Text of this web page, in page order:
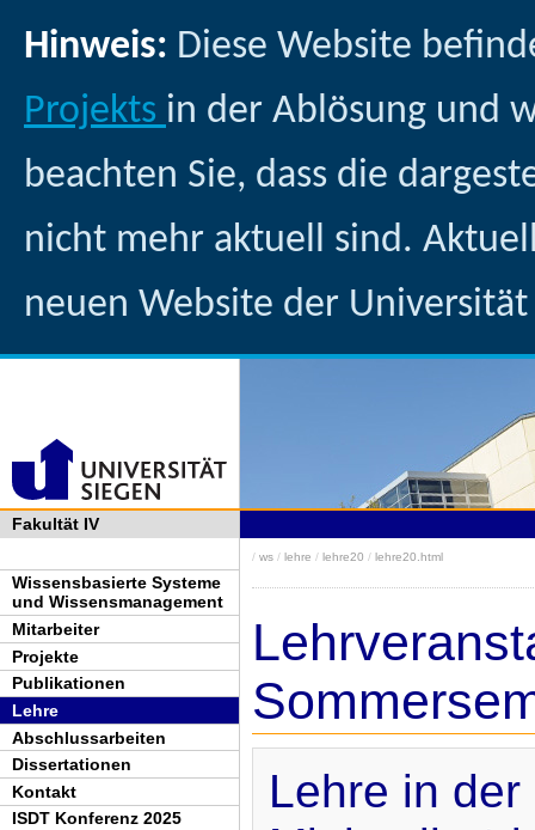
Hinweis: Diese Website
Projekts in der Ablösung und
beachten Sie, dass die
nicht mehr aktuell sind.
neuen Website der
Fakultät IV
Wissensbasierte Systeme
und Wissensmanagement
Mitarbeiter
Projekte
Publikationen
Lehre
Abschlussarbeiten
Dissertationen
Kontakt
ISDT Konferenz 2025
/ ws / lehre / lehre20 / lehre20.html
Lehre in